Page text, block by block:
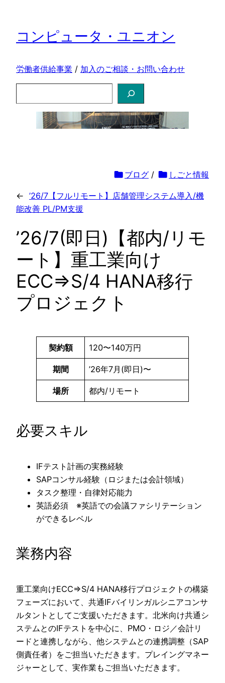
コンピュータ・ユニオン
労働者供給事業 / 加入のご相談・お問い合わせ
索
folder ブログ/ folder しごと情報
← ’26/7【フルリモート】店舗管理システム導入/機
能改善 PL/PM支援
’26/7(即日)【都内/リモ
ート】重工業向け
ECC⇒S/4 HANA移行
プロジェクト
契約額 120〜140万円
期間 ’26年7月(即日)〜
場所 都内/リモート
必要スキル
IFテスト計画の実務経験
SAPコンサル経験（ロジまたは会計領域）
タスク整理・自律対応能力
英語必須 ※英語での会議ファシリテーション
ができるレベル
業務内容
重工業向けECC⇒S/4 HANA移行プロジェクトの構築
フェーズにおいて、共通IFバイリンガルシニアコンサ
ルタントとしてご支援いただきます。北米向け共通シ
ステムとのIFテストを中心に、PMO・ロジ／会計リ
ードと連携しながら、他システムとの連携調整（SAP
側責任者）をご担当いただきます。プレイングマネー
ジャーとして、実作業もご担当いただきます。